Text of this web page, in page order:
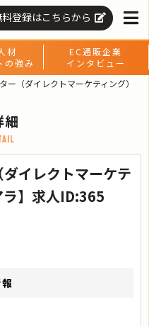
料登録はこちらから
材
の強み
EC通販企業
インタビュー
ー（ダイレクトマーケティング）
細
イレクトマーケテ
】求人ID:365